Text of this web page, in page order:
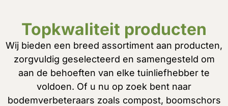
Topkwaliteit producten
Wij bieden een breed assortiment aan producten,
zorgvuldig geselecteerd en samengesteld om
aan de behoeften van elke tuinliefhebber te
voldoen. Of u nu op zoek bent naar
bodemverbeteraars zoals compost, boomschors